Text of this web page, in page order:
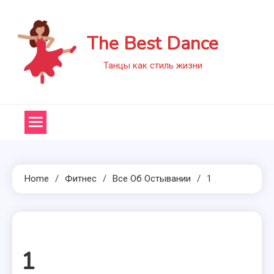
content
The Best Dance
Танцы как стиль жизни
Home Фитнес Все Об Остывании 1
1